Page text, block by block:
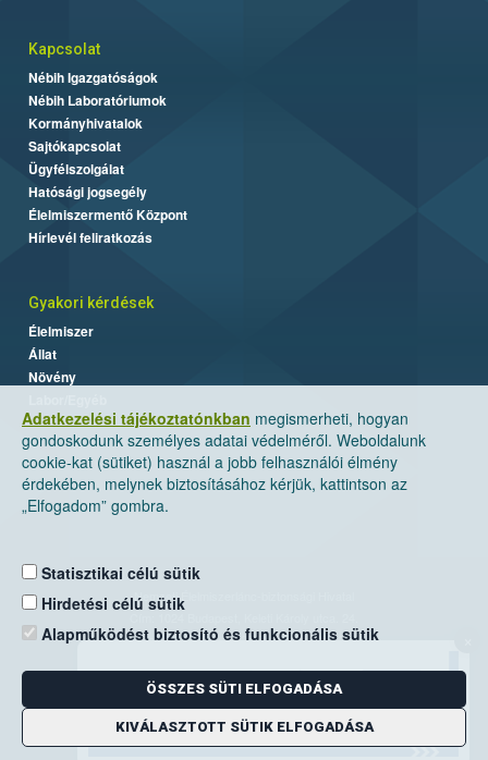
Adatkezelési tájékoztatónkban megismerheti, hogyan
gondoskodunk személyes adatai védelméről. Weboldalunk
cookie-kat (sütiket) használ a jobb felhasználói élmény
érdekében, melynek biztosításához kérjük, kattintson az
„Elfogadom” gombra.
Statisztikai célú sütik
Hirdetési célú sütik
Alapműködést biztosító és funkcionális sütik
ÖSSZES SÜTI ELFOGADÁSA
KIVÁLASZTOTT SÜTIK ELFOGADÁSA
Kapcsolat
Nébih Igazgatóságok
Nébih Laboratóriumok
Kormányhivatalok
Sajtókapcsolat
Ügyfélszolgálat
Hatósági jogsegély
Élelmiszermentő Központ
Hírlevél feliratkozás
Gyakori kérdések
Élelmiszer
Állat
Növény
Nemzeti Élelmiszerlánc-biztonsági Hivatal
Levelezési cím: 1525 Budapest. Pf. 30.
E-mail:ugyfelszolgalat@nebih.gov.hu
Zöld szám: 06-80/263-244
Telefon: 06-1/ 336-9000